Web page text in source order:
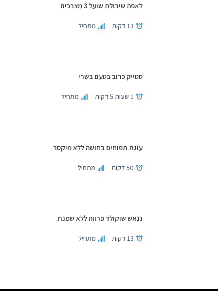
לאפה שיבולת שועל 3 מצרכים
13 דקות מתחיל
סטייק כרוב בטעם בשרי
1 שעות 5 דקות מתחיל
עוגת תפוחים בחושה ללא מיקסר
50 דקות מתחיל
גנאש שוקולד פרווה ללא שמנת
13 דקות מתחיל